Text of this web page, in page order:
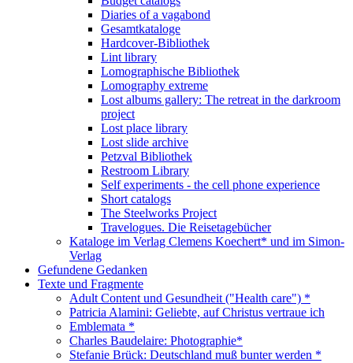
Diaries of a vagabond
Gesamtkataloge
Hardcover-Bibliothek
Lint library
Lomographische Bibliothek
Lomography extreme
Lost albums gallery: The retreat in the darkroom
project
Lost place library
Lost slide archive
Petzval Bibliothek
Restroom Library
Self experiments - the cell phone experience
Short catalogs
The Steelworks Project
Travelogues. Die Reisetagebücher
Kataloge im Verlag Clemens Koechert* und im Simon-
Verlag
Gefundene Gedanken
Texte und Fragmente
Adult Content und Gesundheit ("Health care") *
Patricia Alamini: Geliebte, auf Christus vertraue ich
Emblemata *
Charles Baudelaire: Photographie*
Stefanie Brück: Deutschland muß bunter werden *